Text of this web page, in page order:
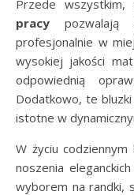
Przede wszystkim,
pracy pozwalają
profesjonalnie w
wysokiej jakości
odpowiednią
Dodatkowo, te
istotne w
W życiu
noszenia
wyborem na randki,